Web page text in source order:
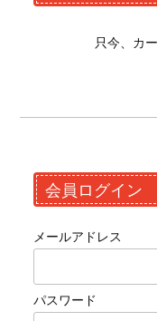
只今、カ
会員ログイン
メールアドレス
パスワード